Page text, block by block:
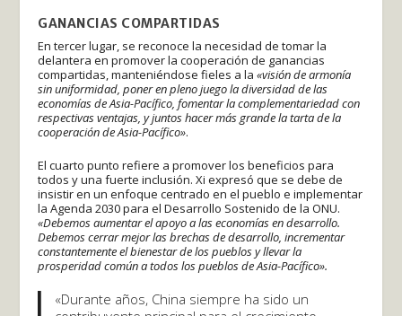
GANANCIAS COMPARTIDAS
En tercer lugar, se reconoce la necesidad de tomar la
delantera en promover la cooperación de ganancias
compartidas, manteniéndose fieles a la «visión de armonía
sin uniformidad, poner en pleno juego la diversidad de las
economías de Asia-Pacífico, fomentar la complementariedad con
respectivas ventajas, y juntos hacer más grande la tarta de la
cooperación de Asia-Pacífico».
El cuarto punto refiere a promover los beneficios para
todos y una fuerte inclusión. Xi expresó que se debe de
insistir en un enfoque centrado en el pueblo e implementar
la Agenda 2030 para el Desarrollo Sostenido de la ONU.
«Debemos aumentar el apoyo a las economías en desarrollo.
Debemos cerrar mejor las brechas de desarrollo, incrementar
constantemente el bienestar de los pueblos y llevar la
prosperidad común a todos los pueblos de Asia-Pacífico».
«Durante años, China siempre ha sido un